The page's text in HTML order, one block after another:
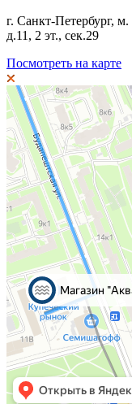
г. Санкт-Петербург,
д.11, 2 эт., сек.29
Посмотреть на карте